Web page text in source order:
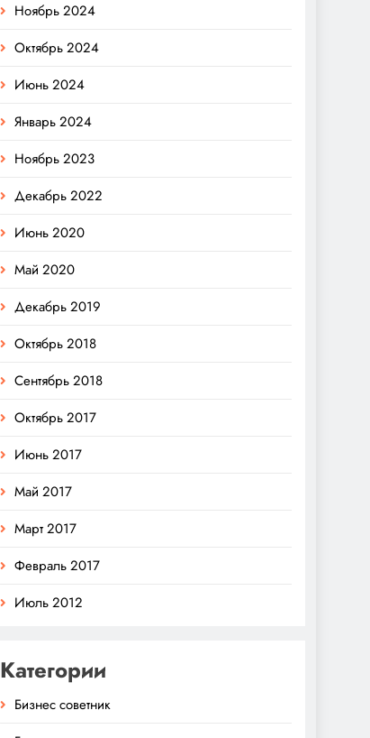
Ноябрь 2024
Октябрь 2024
Июнь 2024
Январь 2024
Ноябрь 2023
Декабрь 2022
Июнь 2020
Май 2020
Декабрь 2019
Октябрь 2018
Сентябрь 2018
Октябрь 2017
Июнь 2017
Май 2017
Март 2017
Февраль 2017
Июль 2012
Категории
Бизнес советник